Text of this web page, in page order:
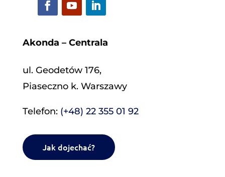
Akonda – Centrala
ul. Geodetów 176,
Piaseczno k. Warszawy
Telefon: (+48) 22 355 01 92
Jak dojechać?